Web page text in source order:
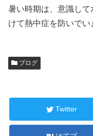
暑い時期は、意識し
けて熱中症を防いでい
ブログ
Twitter